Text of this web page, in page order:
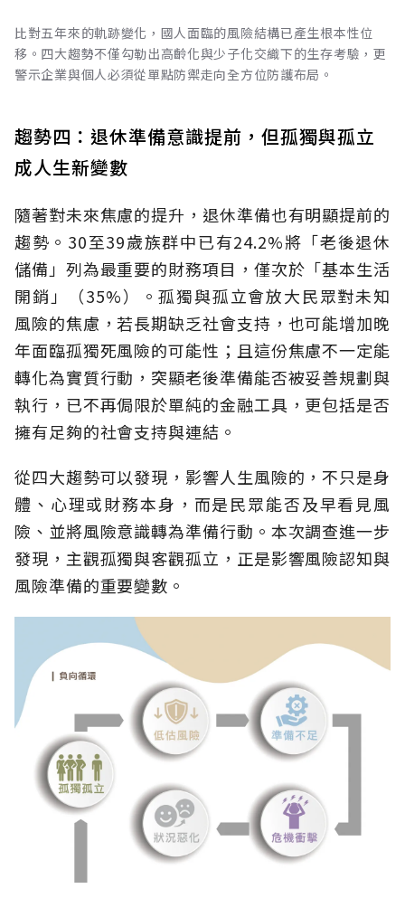
比對五年來的軌跡變化，國人面臨的風險結構已產生根本性位
移。四大趨勢不僅勾勒出高齡化與少子化交織下的生存考驗，更
警示企業與個人必須從單點防禦走向全方位防護布局。
趨勢四：退休準備意識提前，但孤獨與孤立
成人生新變數
隨著對未來焦慮的提升，退休準備也有明顯提前的
趨勢。30至39歲族群中已有24.2%將「老後退休
儲備」列為最重要的財務項目，僅次於「基本生活
開銷」（35%）。孤獨與孤立會放大民眾對未知
風險的焦慮，若長期缺乏社會支持，也可能增加晚
年面臨孤獨死風險的可能性；且這份焦慮不一定能
轉化為實質行動，突顯老後準備能否被妥善規劃與
執行，已不再侷限於單純的金融工具，更包括是否
擁有足夠的社會支持與連結。
從四大趨勢可以發現，影響人生風險的，不只是身
體、心理或財務本身，而是民眾能否及早看見風
險、並將風險意識轉為準備行動。本次調查進一步
發現，主觀孤獨與客觀孤立，正是影響風險認知與
風險準備的重要變數。